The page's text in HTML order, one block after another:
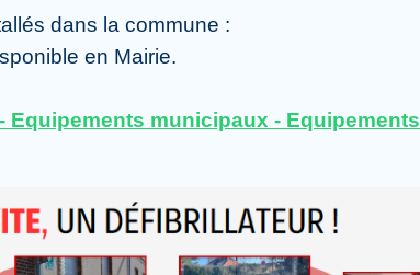
dans la commune :
en Mairie.
Equipements municipaux - Equipements